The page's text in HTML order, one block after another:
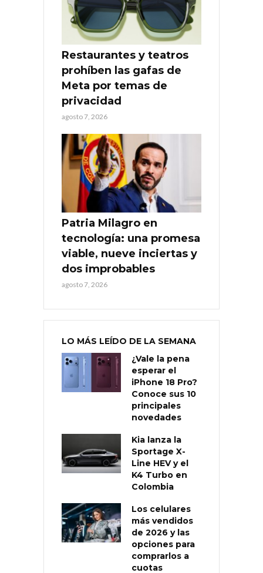
Restaurantes y teatros
prohíben las gafas de
Meta por temas de
privacidad
agosto 7, 2026
Patria Milagro en
tecnología: una promesa
viable, nueve inciertas y
dos improbables
agosto 7, 2026
LO MÁS LEÍDO DE LA SEMANA
¿Vale la pena
esperar el
iPhone 18 Pro?
Conoce sus 10
principales
novedades
Kia lanza la
Sportage X-
Line HEV y el
K4 Turbo en
Colombia
Los celulares
más vendidos
de 2026 y las
opciones para
comprarlos a
cuotas